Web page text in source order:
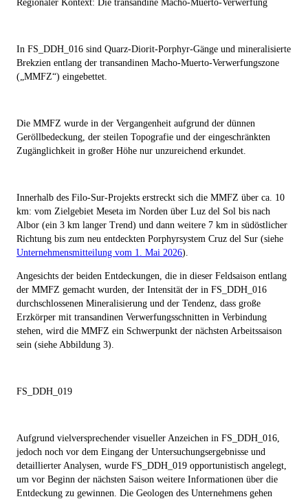
Regionaler Kontext: Die transandine Macho-Muerto-Verwerfung
In FS_DDH_016 sind Quarz-Diorit-Porphyr-Gänge und mineralisierte
Brekzien entlang der transandinen Macho-Muerto-Verwerfungszone
(„MMFZ“) eingebettet.
Die MMFZ wurde in der Vergangenheit aufgrund der dünnen
Geröllbedeckung, der steilen Topografie und der eingeschränkten
Zugänglichkeit in großer Höhe nur unzureichend erkundet.
Innerhalb des Filo-Sur-Projekts erstreckt sich die MMFZ über ca. 10
km: vom Zielgebiet Meseta im Norden über Luz del Sol bis nach
Albor (ein 3 km langer Trend) und dann weitere 7 km in südöstlicher
Richtung bis zum neu entdeckten Porphyrsystem Cruz del Sur (siehe
Unternehmensmitteilung vom 1. Mai 2026).
Angesichts der beiden Entdeckungen, die in dieser Feldsaison entlang
der MMFZ gemacht wurden, der Intensität der in FS_DDH_016
durchschlossenen Mineralisierung und der Tendenz, dass große
Erzkörper mit transandinen Verwerfungsschnitten in Verbindung
stehen, wird die MMFZ ein Schwerpunkt der nächsten Arbeitssaison
sein (siehe Abbildung 3).
FS_DDH_019
Aufgrund vielversprechender visueller Anzeichen in FS_DDH_016,
jedoch noch vor dem Eingang der Untersuchungsergebnisse und
detaillierter Analysen, wurde FS_DDH_019 opportunistisch angelegt,
um vor Beginn der nächsten Saison weitere Informationen über die
Entdeckung zu gewinnen. Die Geologen des Unternehmens gehen